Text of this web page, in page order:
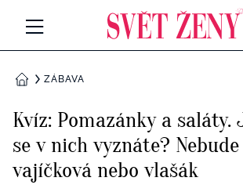
Všechny kategorie
Rozhovory
RETROHUBKY
DOMŮZÁBAVA
Kvíz: Pomazánky a saláty.
se v nich vyznáte?
vajíčková nebo vlašák